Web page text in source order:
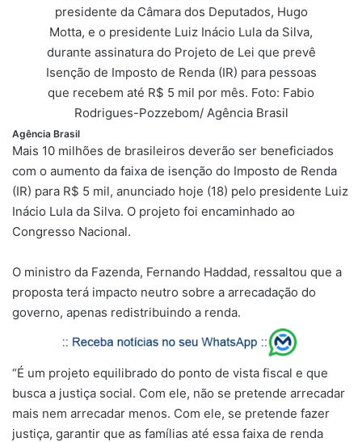
presidente da Câmara dos Deputados, Hugo
Motta, e o presidente Luiz Inácio Lula da Silva,
durante assinatura do Projeto de Lei que prevê
Isenção de Imposto de Renda (IR) para pessoas
que recebem até R$ 5 mil por mês. Foto: Fabio
Rodrigues-Pozzebom/ Agência Brasil
Agência Brasil
Mais 10 milhões de brasileiros deverão ser beneficiados
com o aumento da faixa de isenção do Imposto de Renda
(IR) para R$ 5 mil, anunciado hoje (18) pelo presidente Luiz
Inácio Lula da Silva. O projeto foi encaminhado ao
Congresso Nacional.
O ministro da Fazenda, Fernando Haddad, ressaltou que a
proposta terá impacto neutro sobre a arrecadação do
governo, apenas redistribuindo a renda.
“É um projeto equilibrado do ponto de vista fiscal e que
busca a justiça social. Com ele, não se pretende arrecadar
mais nem arrecadar menos. Com ele, se pretende fazer
justiça, garantir que as famílias até essa faixa de renda